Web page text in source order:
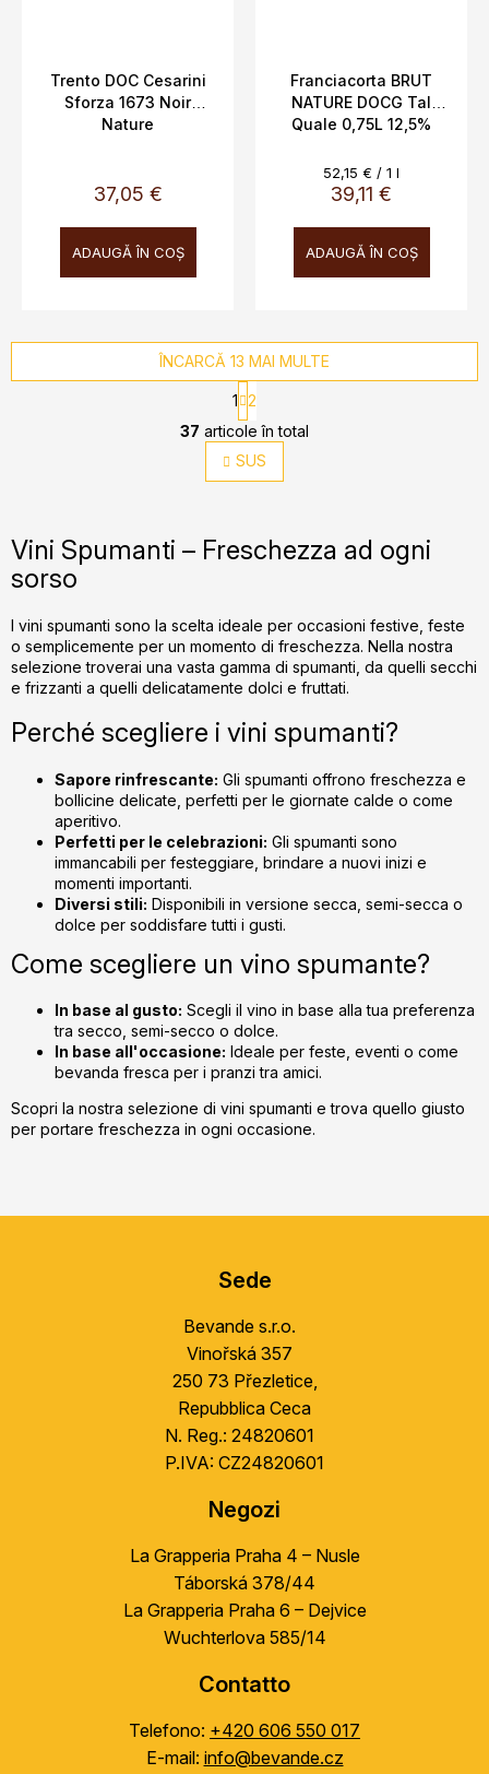
Trento DOC Cesarini
Sforza 1673 Noir
Nature
37,05 €
ADAUGĂ ÎN COŞ
Franciacorta BRUT
NATURE DOCG Tal
Quale 0,75L 12,5%
39,11 €
Evaluare
preţ:
52,15 € / 1 l
ADAUGĂ ÎN COŞ
C
o
n
o
l
l
i
s
ă
i
l
r
ÎNCARCĂ 13 MAI MULTE
P
a
g
i
n
1 2
37 articole în total
SUS
Vini Spumanti – Freschezza ad ogni
sorso
I vini spumanti sono la scelta ideale per occasioni festive, feste
o semplicemente per un momento di freschezza. Nella nostra
selezione troverai una vasta gamma di spumanti, da quelli secchi
e frizzanti a quelli delicatamente dolci e fruttati.
Perché scegliere i vini spumanti?
Sapore rinfrescante: Gli spumanti offrono freschezza e
bollicine delicate, perfetti per le giornate calde o come
aperitivo.
Perfetti per le celebrazioni: Gli spumanti sono
immancabili per festeggiare, brindare a nuovi inizi e
momenti importanti.
Diversi stili: Disponibili in versione secca, semi-secca o
dolce per soddisfare tutti i gusti.
Come scegliere un vino spumante?
In base al gusto: Scegli il vino in base alla tua preferenza
tra secco, semi-secco o dolce.
In base all'occasione: Ideale per feste, eventi o come
bevanda fresca per i pranzi tra amici.
Scopri la nostra selezione di vini spumanti e trova quello giusto
per portare freschezza in ogni occasione.
Sede
Bevande s.r.o.
Vinořská 357
250 73 Přezletice,
Repubblica Ceca
N. Reg.: 24820601
P.IVA: CZ24820601
Negozi
La Grapperia Praha 4 – Nusle
Táborská 378/44
La Grapperia Praha 6 – Dejvice
Wuchterlova 585/14
Contatto
Telefono: +420 606 550 017
E-mail: info@bevande.cz